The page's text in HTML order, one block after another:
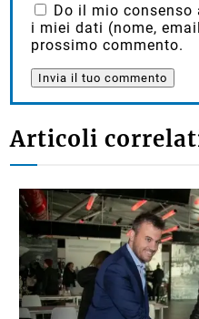
Do il mio
i miei dati (nome,
prossimo commento.
Articoli